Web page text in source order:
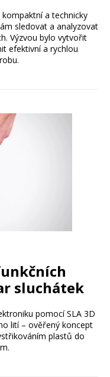
a technicky
sledovat a analyzovat
Výzvou bylo vytvořit
efektivní a rychlou
sluchátek
pomocí SLA 3D
lití – ověřený koncept
plastů do